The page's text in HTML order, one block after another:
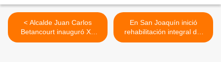
< Alcalde Juan Carlos
Betancourt inauguró XX
Juegos Deportivos
En San Joaquín inició
rehabilitación integral del
Distribuidor Santa Clara >